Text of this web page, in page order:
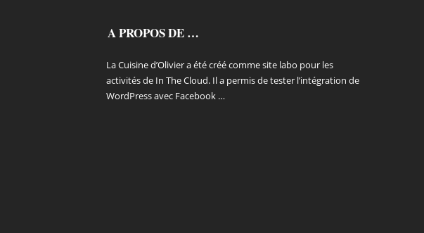
A PROPOS DE …
La Cuisine d’Olivier a été créé comme site labo pour les
activités de In The Cloud. Il a permis de tester l’intégration de
WordPress avec Facebook …